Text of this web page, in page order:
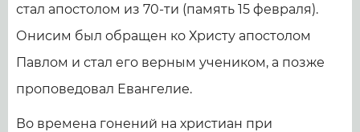
стал апостолом из 70-ти (память 15 февраля).
Онисим был обращен ко Христу апостолом
Павлом и стал его верным учеником, а позже
проповедовал Евангелие.
Во времена гонений на христиан при